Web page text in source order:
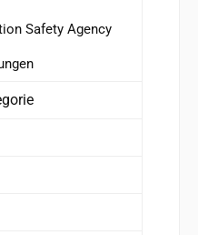
Safety Agency